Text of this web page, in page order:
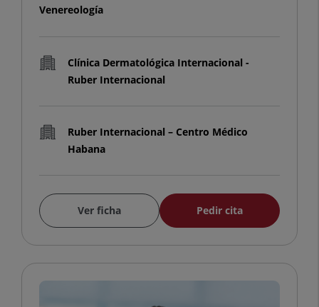
Venereología
Clínica Dermatológica Internacional -
Ruber Internacional
Ruber Internacional – Centro Médico
Habana
Ver ficha Pedir cita